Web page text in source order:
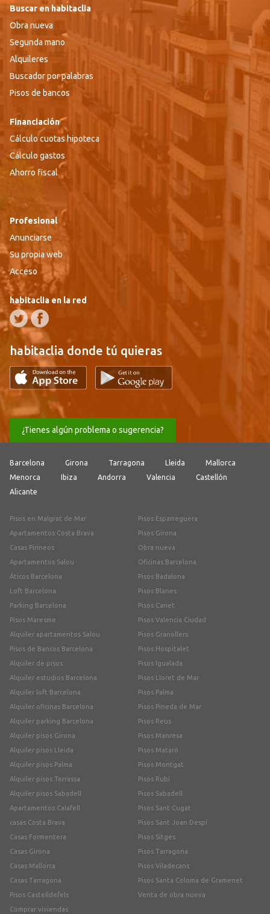
Buscar en habitaclia
Obra nueva
Segunda mano
Alquileres
Buscador por palabras
Pisos de bancos
Financiación
Cálculo cuotas hipoteca
Cálculo gastos
Ahorro fiscal
Profesional
Anunciarse
Su propia web
Acceso
habitaclia en la red
habitaclia donde tú quieras
¿Tienes algún problema o sugerencia?
Barcelona Girona Tarragona Lleida
Mallorca
Menorca
Ibiza Andorra Valencia
Castellón
Alicante
Pisos en Malgrat de Mar
Apartamentos Costa Brava
Casas Pirineos
Apartamentos Salou
Áticos Barcelona
Loft Barcelona
Parking Barcelona
Pisos Maresme
Alquiler apartamentos Salou
Pisos de Bancos Barcelona
Alquiler de pisos
Alquiler estudios Barcelona
Alquiler loft Barcelona
Alquiler oficinas Barcelona
Alquiler parking Barcelona
Alquiler pisos Girona
Alquiler pisos Lleida
Alquiler pisos Palma
Alquiler pisos Terrassa
Alquiler pisos Sabadell
Apartamentos Calafell
casas Costa Brava
Casas Formentera
Casas Girona
Casas Mallorca
Casas Tarragona
Pisos Castelldefels
Comprar viviendas
Pisos Esparreguera
Pisos Girona
Obra nueva
Oficinas Barcelona
Pisos Badalona
Pisos Blanes
Pisos Canet
Pisos Valencia Ciudad
Pisos Granollers
Pisos Hospitalet
Pisos Igualada
Pisos Lloret de Mar
Pisos Palma
Pisos Pineda de Mar
Pisos Reus
Pisos Manresa
Pisos Mataró
Pisos Montgat
Pisos Rubí
Pisos Sabadell
Pisos Sant Cugat
Pisos Sant Joan Despí
Pisos Sitges
Pisos Tarragona
Pisos Viladecans
Pisos Santa Coloma de Gramenet
Venta de obra nueva